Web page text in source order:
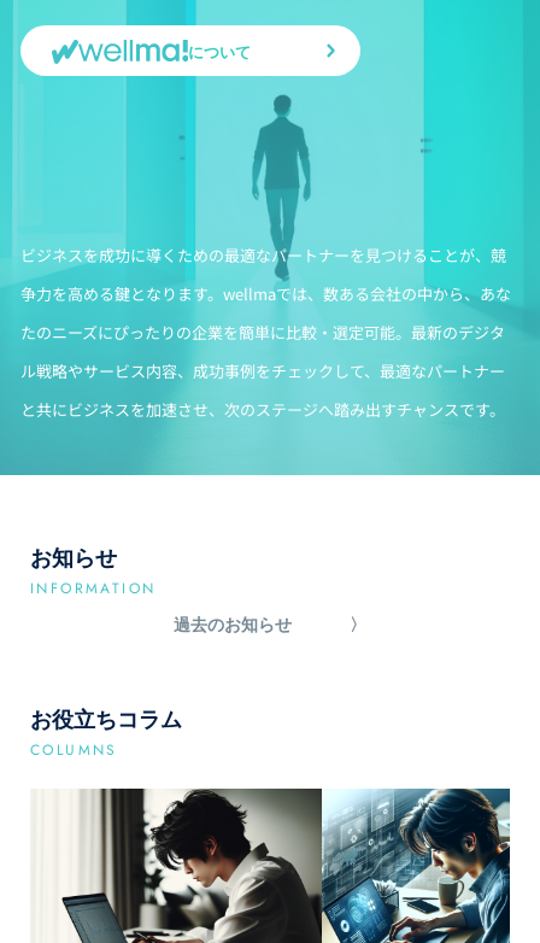
について
ビジネスを成功に導くための最適なパートナーを見つけることが、競
争力を高める鍵となります。wellmaでは、数ある会社の中から、あな
たのニーズにぴったりの企業を簡単に比較・選定可能。最新のデジタ
ル戦略やサービス内容、成功事例をチェックして、最適なパートナー
と共にビジネスを加速させ、次のステージへ踏み出すチャンスです。
お知らせ
INFORMATION
過去のお知らせ 〉
お役立ちコラム
COLUMNS